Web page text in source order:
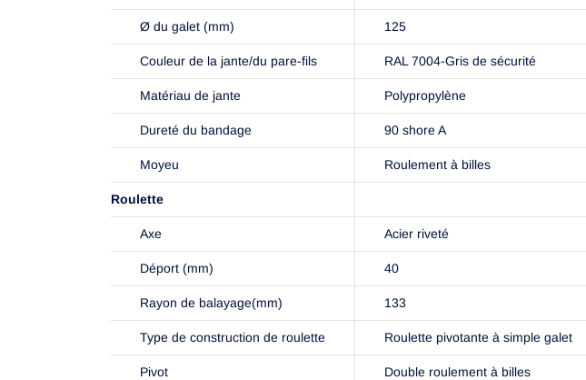
Ø du galet (mm) 125
Couleur de la jante/du pare-fils RAL 7004-Gris de sécurité
Matériau de jante Polypropylène
Dureté du bandage 90 shore A
Moyeu Roulement à billes
Roulette
Axe Acier riveté
Déport (mm) 40
Rayon de balayage(mm) 133
Type de construction de roulette Roulette pivotante à simple galet
Pivot Double roulement à billes